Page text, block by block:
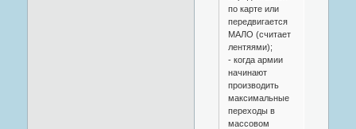
по карте или
передвигается
МАЛО (считает
лентяями);
- когда армии
начинают
производить
максимальные
переходы в
массовом